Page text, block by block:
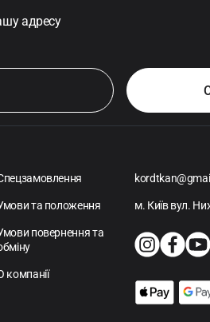
адресу
та положення
повернення та
компанії
м. Київ вул.